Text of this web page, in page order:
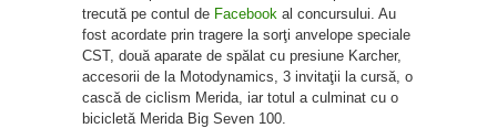
trecută pe contul de Facebook al concursului. Au
fost acordate prin tragere la sorţi anvelope speciale
CST, două aparate de spălat cu presiune Karcher,
accesorii de la Motodynamics, 3 invitaţii la cursă, o
cască de ciclism Merida, iar totul a culminat cu o
bicicletă Merida Big Seven 100.